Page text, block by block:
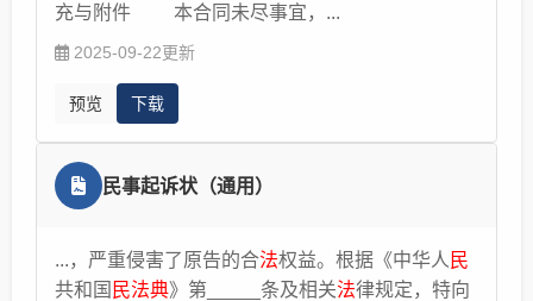
充与附件 本合同未尽事宜，...
2025-09-22更新
预览 下载
民事起诉状（通用）
...，严重侵害了原告的合法权益。根据《中华人 民
共和国 民法典》第_____条及相关法律规定，特向